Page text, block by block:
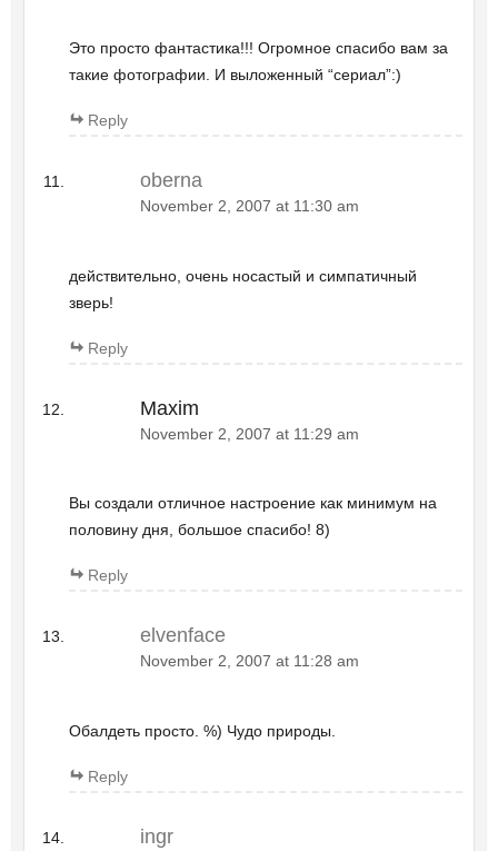
Это просто фантастика!!! Огромное спасибо вам за
такие фотографии. И выложенный “сериал”:)
Reply
oberna
November 2, 2007 at 11:30 am
действительно, очень носастый и симпатичный
зверь!
Reply
Maxim
November 2, 2007 at 11:29 am
Вы создали отличное настроение как минимум на
половину дня, большое спасибо! 8)
Reply
elvenface
November 2, 2007 at 11:28 am
Обалдеть просто. %) Чудо природы.
Reply
ingr